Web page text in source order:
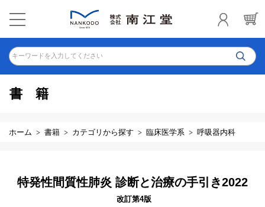
キーワードを入力してください
書籍
ホーム 書籍 カテゴリから探す 臨床医学系 呼吸器内科
特発性間質性肺炎 診断と治療の手引き2022
改訂第4版